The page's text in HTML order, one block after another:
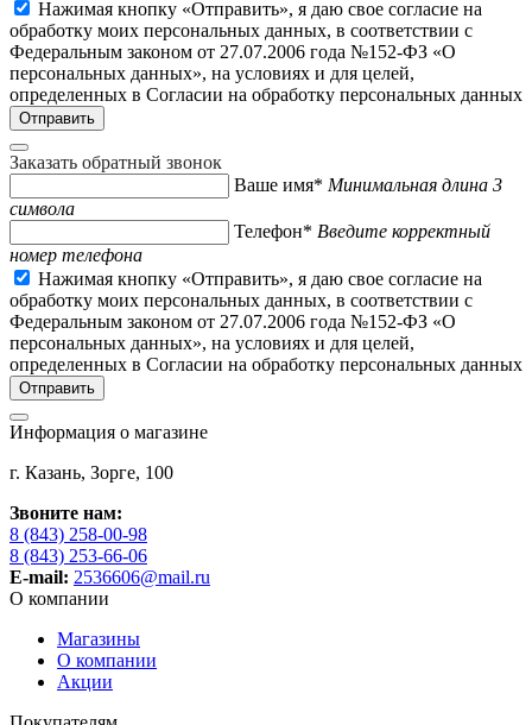
Нажимая кнопку «Отправить», я даю свое согласие на
обработку моих персональных данных, в соответствии с
Федеральным законом от 27.07.2006 года №152-ФЗ «О
персональных данных», на условиях и для целей,
определенных в Согласии на обработку персональных данных
Заказать обратный звонок
Ваше имя* Минимальная длина 3
символа
Телефон* Введите корректный
номер телефона
Нажимая кнопку «Отправить», я даю свое согласие на
обработку моих персональных данных, в соответствии с
Федеральным законом от 27.07.2006 года №152-ФЗ «О
персональных данных», на условиях и для целей,
определенных в Согласии на обработку персональных данных
Информация о магазине
г. Казань, Зорге, 100
Звоните нам:
8 (843) 258-00-98
8 (843) 253-66-06
E-mail: 2536606@mail.ru
О компании
Магазины
О компании
Акции